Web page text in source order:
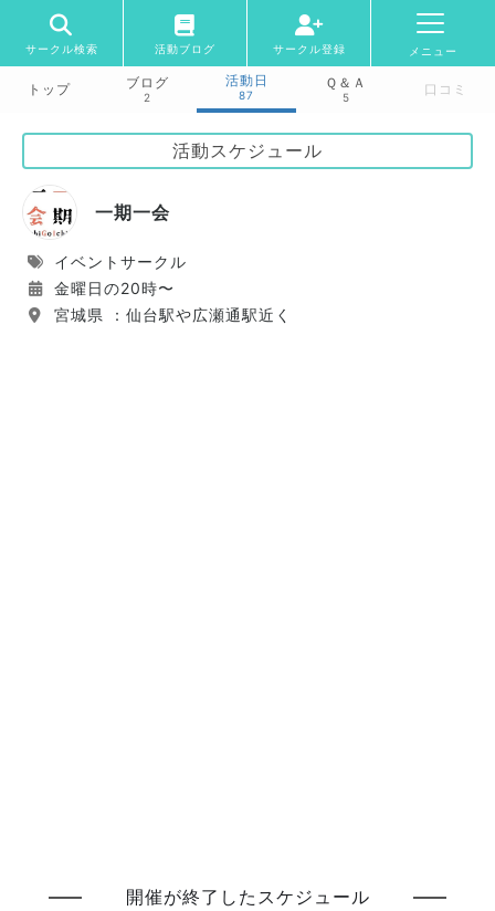
サークル検索 活動ブログ サークル登録 メニュー
トップ ブログ
2
活動日
87
Ｑ＆Ａ
5 口コミ
活動スケジュール
一期一会
イベントサークル
金曜日の20時〜
宮城県 ：仙台駅や広瀬通駅近く
開催が終了したスケジュール